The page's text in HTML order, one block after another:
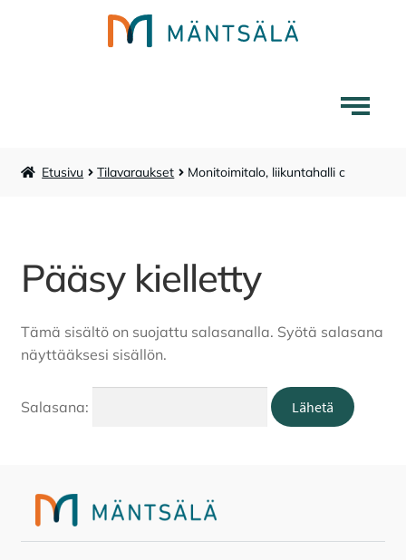
Siirry
Siirry
Mäntsälä-tuotteet
Museokauppa
tason
Lounaskahvila Tarina
Karttakauppa
Tilavaraukset
Etusivu Tilavaraukset Monitoimitalo, liikuntahalli c
Pääsy kielletty
Tämä sisältö on suojattu salasanalla. Syötä salasana
näyttääksesi sisällön.
Salasana: